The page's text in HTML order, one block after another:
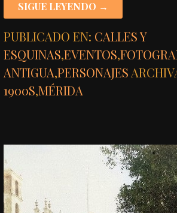
SIGUE LEYENDO →
PUBLICADO EN: CALLES Y
ESQUINAS,EVENTOS,
ANTIGUA,PERSONAJES
1900S,MÉRIDA